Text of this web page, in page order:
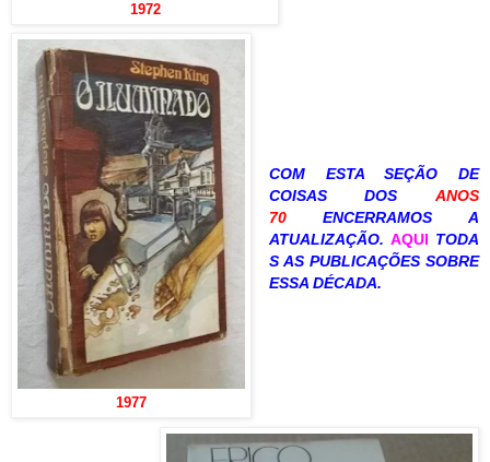
1972
1977
COM ESTA SEÇÃO DE
COISAS DOS ANOS
70ENCERRAMOS A
ATUALIZAÇÃO. AQUI TODA
S AS PUBLICAÇÕES SOBRE
ESSA DÉCADA.